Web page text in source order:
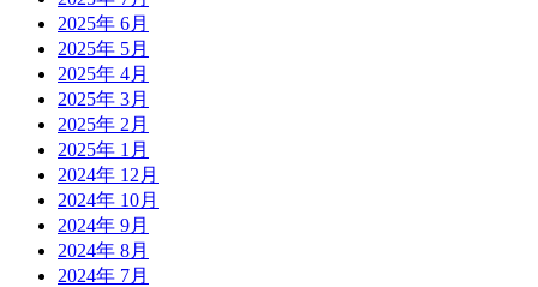
2025年 6月
2025年 5月
2025年 4月
2025年 3月
2025年 2月
2025年 1月
2024年 12月
2024年 10月
2024年 9月
2024年 8月
2024年 7月